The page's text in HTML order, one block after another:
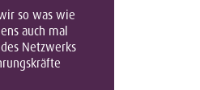
so was wie
auch mal
Netzwerks